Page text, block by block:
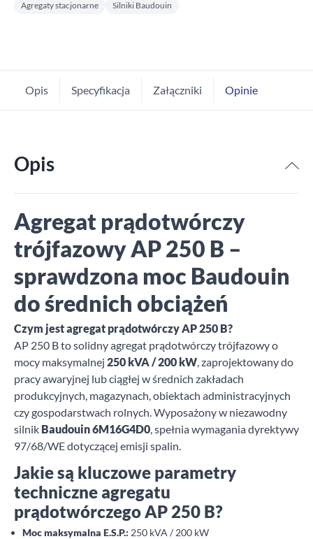
Agregaty stacjonarne Silniki Baudouin
Opis Specyfikacja Załączniki Opinie
Opis
Agregat prądotwórczy
trójfazowy AP 250 B –
sprawdzona moc Baudouin
do średnich obciążeń
Czym jest agregat prądotwórczy AP 250 B?
AP 250 B to solidny agregat prądotwórczy trójfazowy o
mocy maksymalnej 250 kVA / 200 kW, zaprojektowany do
pracy awaryjnej lub ciągłej w średnich zakładach
produkcyjnych, magazynach, obiektach administracyjnych
czy gospodarstwach rolnych. Wyposażony w niezawodny
silnik Baudouin 6M16G4D0, spełnia wymagania dyrektywy
97/68/WE dotyczącej emisji spalin.
Jakie są kluczowe parametry
techniczne agregatu
prądotwórczego AP 250 B?
Moc maksymalna E.S.P.: 250 kVA / 200 kW